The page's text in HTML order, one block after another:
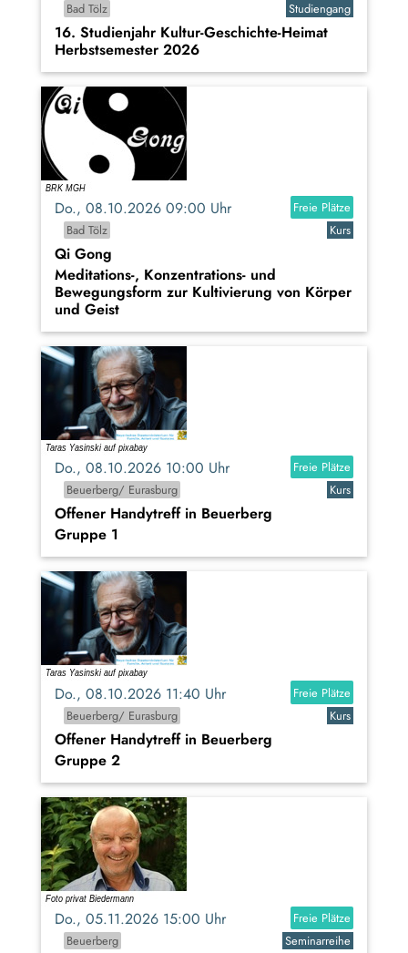
Bad Tölz Studiengang
16. Studienjahr Kultur-Geschichte-Heimat
Herbstsemester 2026
Do., 08.10.2026 09:00 Uhr
Freie Plätze
Bad Tölz
Kurs
Qi Gong
Meditations-, Konzentrations- und
Bewegungsform zur Kultivierung von Körper
und Geist
Do., 08.10.2026 10:00 Uhr
Freie Plätze
Beuerberg/ Eurasburg
Kurs
Offener Handytreff in Beuerberg
Gruppe 1
Do., 08.10.2026 11:40 Uhr
Freie Plätze
Beuerberg/ Eurasburg
Kurs
Offener Handytreff in Beuerberg
Gruppe 2
Do., 05.11.2026 15:00 Uhr
Freie Plätze
Beuerberg
Seminarreihe